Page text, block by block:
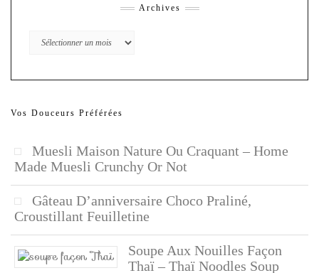
Archives
Archives
Vos Douceurs Préférées
Muesli Maison Nature Ou Craquant – Home
Made Muesli Crunchy Or Not
Gâteau D’anniversaire Choco Praliné,
Croustillant Feuilletine
Soupe Aux Nouilles Façon
Thaï – Thaï Noodles Soup